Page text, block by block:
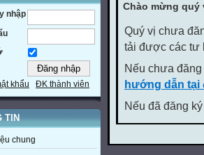
nhập
khẩu ĐK thành viên
TIN
chung
Chào mừng
Quý vị chưa
tải được các tư
Nếu chưa
hướng dẫn tại
Nếu đã đăng